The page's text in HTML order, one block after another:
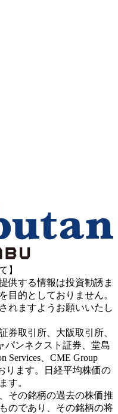
】
供する情報は投資勧誘ま
目的としておりません。
れますようお願いいたし
券取引所、大阪取引所、
パンネクスト証券、堂島
Services、CME Group
ります。日経平均株価の
す。
その銘柄の過去の株価推
のであり、その銘柄の将